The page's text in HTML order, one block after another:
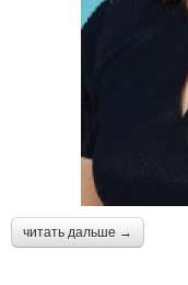
читать дальше →